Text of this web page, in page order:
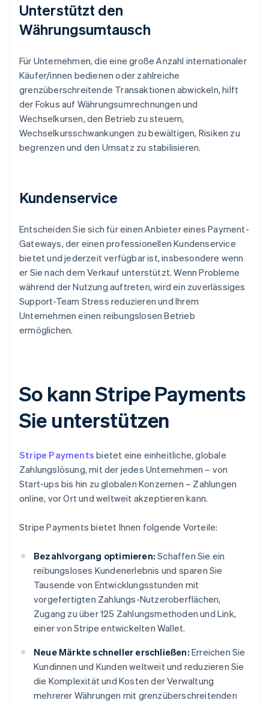
Unterstützt den
Währungsumtausch
Für Unternehmen, die eine große Anzahl internationaler
Käufer/innen bedienen oder zahlreiche
grenzüberschreitende Transaktionen abwickeln, hilft
der Fokus auf Währungsumrechnungen und
Wechselkursen, den Betrieb zu steuern,
Wechselkursschwankungen zu bewältigen, Risiken zu
begrenzen und den Umsatz zu stabilisieren.
Kundenservice
Entscheiden Sie sich für einen Anbieter eines Payment-
Gateways, der einen professionellen Kundenservice
bietet und jederzeit verfügbar ist, insbesondere wenn
er Sie nach dem Verkauf unterstützt. Wenn Probleme
während der Nutzung auftreten, wird ein zuverlässiges
Support-Team Stress reduzieren und Ihrem
Unternehmen einen reibungslosen Betrieb
ermöglichen.
So kann Stripe Payments
Sie unterstützen
Stripe Payments bietet eine einheitliche, globale
Zahlungslösung, mit der jedes Unternehmen – von
Start-ups bis hin zu globalen Konzernen – Zahlungen
online, vor Ort und weltweit akzeptieren kann.
Stripe Payments bietet Ihnen folgende Vorteile:
Bezahlvorgang optimieren: Schaffen Sie ein
reibungsloses Kundenerlebnis und sparen Sie
Tausende von Entwicklungsstunden mit
vorgefertigten Zahlungs-Nutzeroberflächen,
Zugang zu über 125 Zahlungsmethoden und Link,
einer von Stripe entwickelten Wallet.
Neue Märkte schneller erschließen: Erreichen Sie
Kundinnen und Kunden weltweit und reduzieren Sie
die Komplexität und Kosten der Verwaltung
mehrerer Währungen mit grenzüberschreitenden